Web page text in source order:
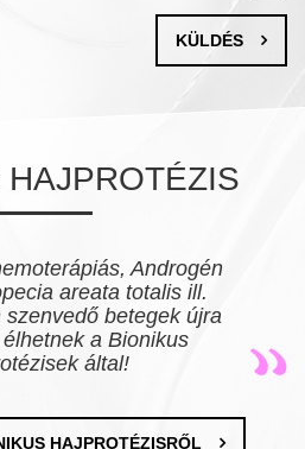
KÜLDÉS
amit Ti csináltok
sok embernek
az önbizalmat,
egész embernek
Mint tudjuk sok
orvossal felértek!
adjátok át